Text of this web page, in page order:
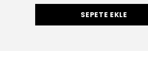
SEPETE EKLE